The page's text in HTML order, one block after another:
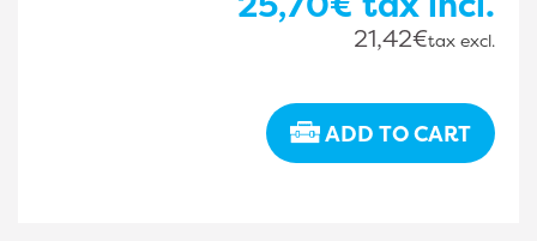
21,42€tax excl.
ADD TO CART